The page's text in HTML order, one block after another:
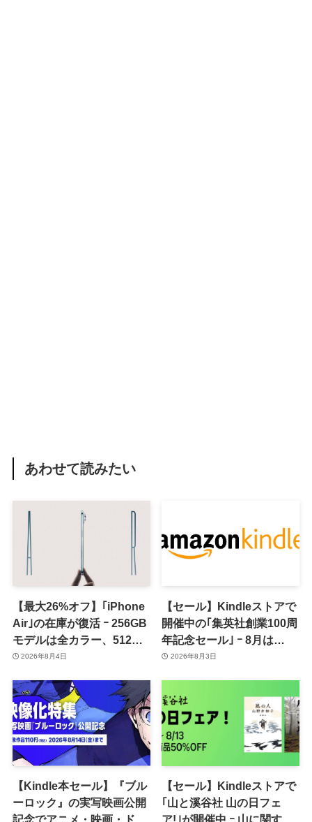
あわせて読みたい
【最大26%オフ】｢iPhone
Air｣の在庫が復活 ｰ 256GB
モデルは全カラー、512GB
モデルはホワイト以外が在
2026年8月4日
【セール】Kindleストアで
開催中の｢集英社創業100周
年記念セール｣ ｰ 8月は
｢GANTZ｣全巻が100円均一
2026年8月3日
【Kindle本セール】『ブル
ーロック』の実写映画公開
記念でアニメ・映画・ドラ
【セール】Kindleストアで
｢山と溪谷社 山の日フェ
ア!｣が開催中 ｰ 山に関する